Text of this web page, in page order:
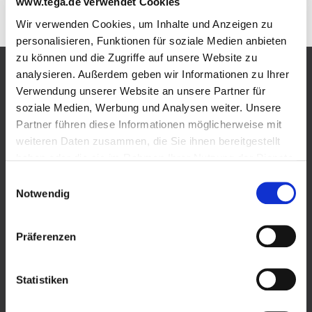
Wir verwenden Cookies, um Inhalte und Anzeigen zu
personalisieren, Funktionen für soziale Medien anbieten
zu können und die Zugriffe auf unsere Website zu
analysieren. Außerdem geben wir Informationen zu Ihrer
Verwendung unserer Website an unsere Partner für
soziale Medien, Werbung und Analysen weiter. Unsere
Partner führen diese Informationen möglicherweise mit
weiteren Daten zusammen, die Sie ihnen bereitgestellt
Wir verwenden Cookies und andere Technologien auf
unserer Webseite. Einige von ihnen sind essenziell,
während andere uns helfen, diese Website und Ihre
Erfahrung zu verbessern. Cookies sind kleine Text-
Benutzererfahrung effizienter zu gestalten.
Personenbezogene Daten können verarbeitet werden
Notwendig
Präferenzen
Statistiken
Produkte
Flüssiggas im Tank
Biogenes Flüssiggas im Tank
Varianten Flüssiggastank